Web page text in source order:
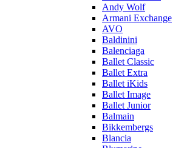
Andy Wolf
Armani Exchange
AVO
Baldinini
Balenciaga
Ballet Classic
Ballet Extra
Ballet iKids
Ballet Image
Ballet Junior
Balmain
Bikkembergs
Blancia